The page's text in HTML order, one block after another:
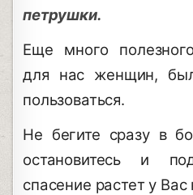
петрушки.
Еще много
для нас женщин,
пользоваться.
Не бегите сразу в
остановитесь и
спасение растет у Вас